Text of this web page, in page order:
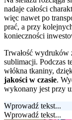
nadaje całości
więc nawet po
prać, a przy
konieczności
Trwałość wydruków
sublimacji. Podczas
włókna tkaniny,
jakości w czasie.
wykonany jest przy
Wprowadź tekst...
Wprowadź tekst...